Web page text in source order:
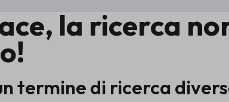
la ricerca
termine di ricerca